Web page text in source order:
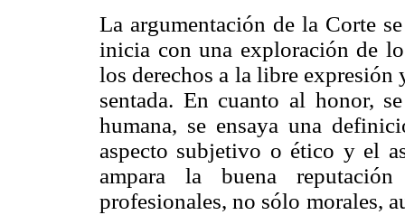
La argumentación de la Corte
inicia con una exploración de
los derechos a la libre
sentada. En cuanto al honor,
humana, se ensaya una
aspecto subjetivo o ético y el
ampara la buena
profesionales, no sólo morales,